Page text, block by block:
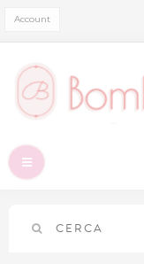
Account
Navigazione
Toggle
CERCA